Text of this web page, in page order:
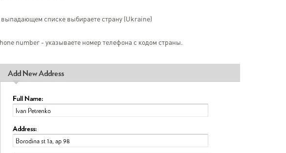
списке выбираете страну (Ukraine)
number - указываете номер телефона с кодом страны.